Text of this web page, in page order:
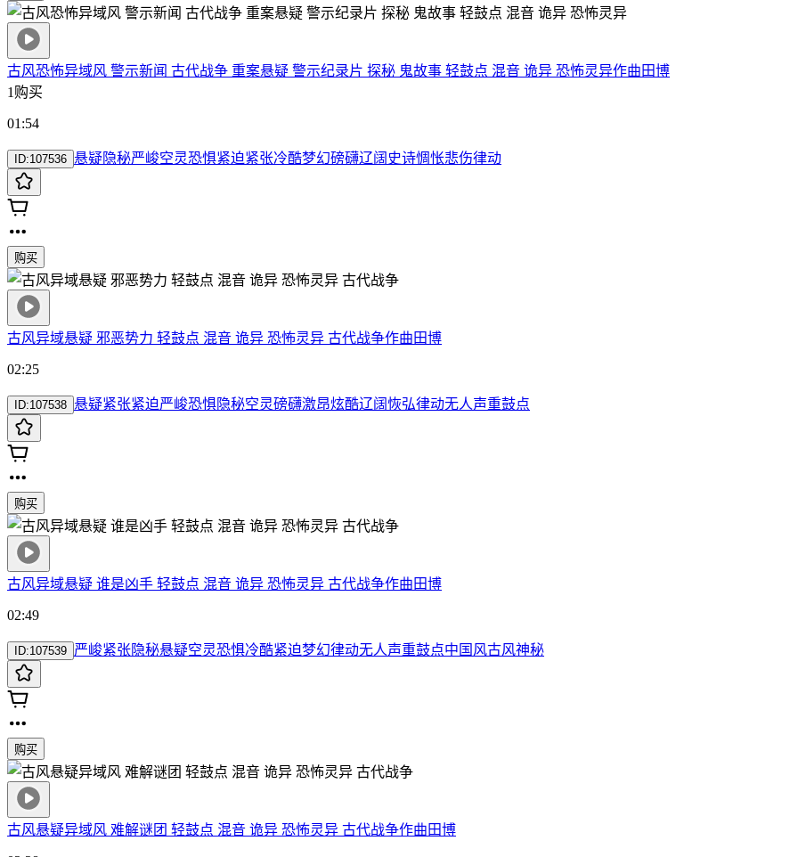
古风恐怖异域风 警示新闻 古代战争 重案悬疑 警示纪录片 探秘 鬼故事 轻鼓点 混音 诡异 恐怖灵异作曲田博
1购买
01:54
ID:107536 悬疑隐秘严峻空灵恐惧紧迫紧张冷酷梦幻磅礴辽阔 史诗惆怅悲伤律动
购买
古风异域悬疑 邪恶势力 轻鼓点 混音 诡异 恐怖灵异 古代战争作曲田博
02:25
ID:107538 悬疑紧张紧迫严峻恐惧隐秘空灵磅礴激昂炫酷辽阔恢弘律动无人声重鼓点
购买
古风异域悬疑 谁是凶手 轻鼓点 混音 诡异 恐怖灵异 古代战争作曲田博
02:49
ID:107539 严峻紧张隐秘悬疑空灵恐惧冷酷紧迫梦幻律动无人声重鼓点中国风古风神秘
购买
古风悬疑异域风 难解谜团 轻鼓点 混音 诡异 恐怖灵异 古代战争作曲田博